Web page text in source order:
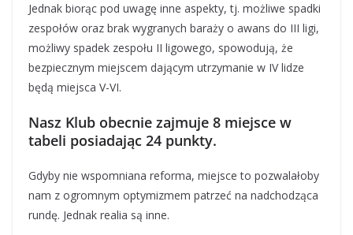
Jednak biorąc pod uwagę inne aspekty, tj. możliwe spadki
zespołów oraz brak wygranych baraży o awans do III ligi,
możliwy spadek zespołu II ligowego, spowodują, że
bezpiecznym miejscem dającym utrzymanie w IV lidze
będą miejsca V-VI.
Nasz Klub obecnie zajmuje 8 miejsce w
tabeli posiadając 24 punkty.
Gdyby nie wspomniana reforma, miejsce to pozwalałoby
nam z ogromnym optymizmem patrzeć na nadchodząca
rundę. Jednak realia są inne.